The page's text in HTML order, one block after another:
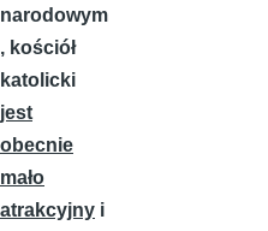
narodowym
, kościół
katolicki
jest
obecnie
mało
atrakcyjny i